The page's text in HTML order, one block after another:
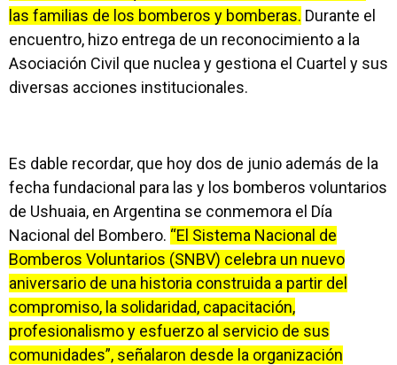
las familias de los bomberos y bomberas. Durante el
encuentro, hizo entrega de un reconocimiento a la
Asociación Civil que nuclea y gestiona el Cuartel y sus
diversas acciones institucionales.
Es dable recordar, que hoy dos de junio además de la
fecha fundacional para las y los bomberos voluntarios
de Ushuaia, en Argentina se conmemora el Día
Nacional del Bombero. “El Sistema Nacional de
Bomberos Voluntarios (SNBV) celebra un nuevo
aniversario de una historia construida a partir del
compromiso, la solidaridad, capacitación,
profesionalismo y esfuerzo al servicio de sus
comunidades”, señalaron desde la organización